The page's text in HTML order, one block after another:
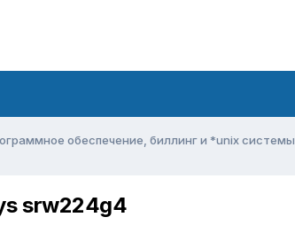
обеспечение, биллинг и *unix системы
srw224g4